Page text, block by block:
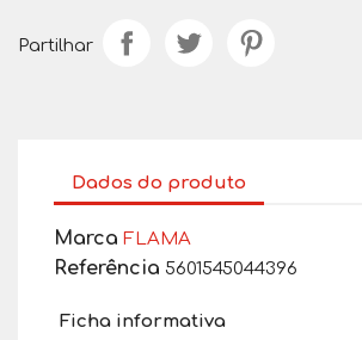
Partilhar
Dados do produto
Marca FLAMA
Referência 5601545044396
Ficha informativa